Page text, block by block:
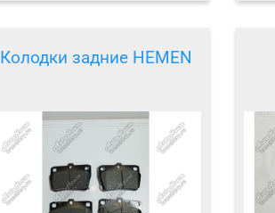
Колодки задние HEMEN